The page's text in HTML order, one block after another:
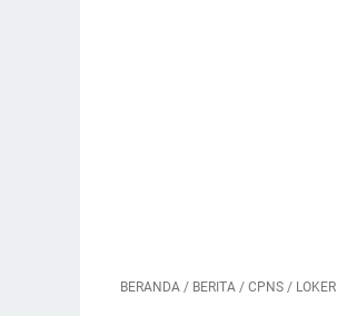
BERANDA / BERITA / CPNS / LOKER